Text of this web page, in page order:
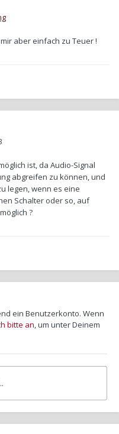
aber einfach zu Teuer !
ist, da Audio-Signal
abgreifen zu können, und
legen, wenn es eine
Schalter oder so, auf
?
ein Benutzerkonto. Wenn
bitte an, um unter Deinem